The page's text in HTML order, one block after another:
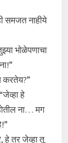
समजत नाहीये
भोळेपणाचा
करतेय?”
हे
ना… मग
हे तर जेव्हा तू